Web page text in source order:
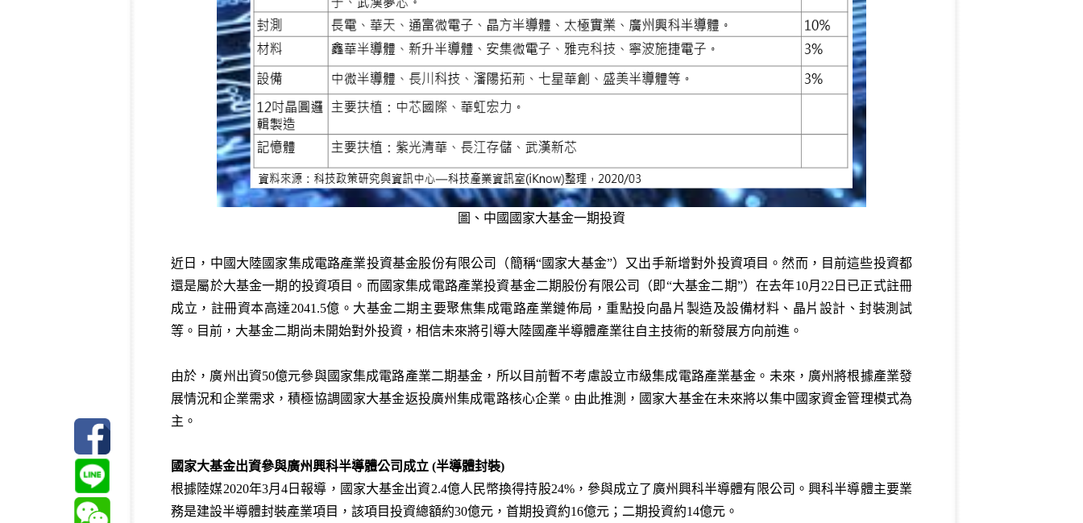
圖、中國國家大基金一期投資
近日，中國大陸國家集成電路產業投資基金股份有限公司（簡稱“國家大基金”）又出手新增對外投資項目。然而，目前這些投資都
還是屬於大基金一期的投資項目。而國家集成電路產業投資基金二期股份有限公司（即“大基金二期”）在去年10月22日已正式註冊
成立，註冊資本高達2041.5億。大基金二期主要聚焦集成電路產業鏈佈局，重點投向晶片製造及設備材料、晶片設計、封裝測試
等。目前，大基金二期尚未開始對外投資，相信未來將引導大陸國產半導體產業往自主技術的新發展方向前進。
由於，廣州出資50億元參與國家集成電路產業二期基金，所以目前暫不考慮設立市級集成電路產業基金。未來，廣州將根據產業發
展情況和企業需求，積極協調國家大基金返投廣州集成電路核心企業。由此推測，國家大基金在未來將以集中國家資金管理模式為
主。
國家大基金出資參與廣州興科半導體公司成立 (半導體封裝)
根據陸媒2020年3月4日報導，國家大基金出資2.4億人民幣換得持股24%，參與成立了廣州興科半導體有限公司。興科半導體主要業
務是建設半導體封裝產業項目，該項目投資總額約30億元，首期投資約16億元；二期投資約14億元。